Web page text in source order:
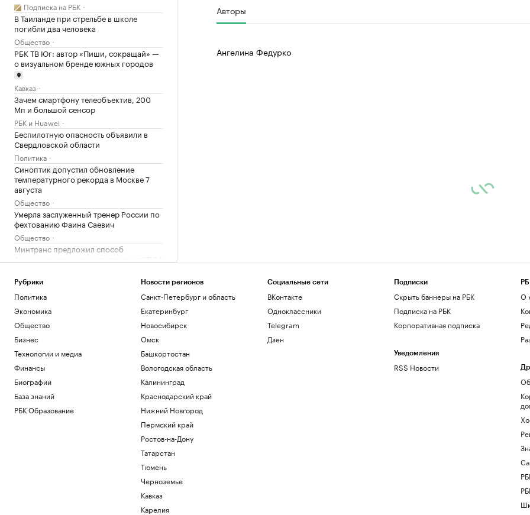
Подписка на РБК
В Таиланде при стрельбе в школе
погибли два человека
Общество
РБК ТВ Юг: автор «Пиши, сокращай» —
о визуальном бренде южных городов
Кавказ
Зачем смартфону телеобъектив, 200
Мп и большой сенсор
РБК и Huawei
Беспилотную опасность объявили в
Свердловской области
Политика
Синоптик допустил обновление
температурного рекорда в Москве 7
августа
Общество
Умерла заслуженный тренер России по
фехтованию Фаина Саевич
Общество
Минтранс предложил способ
финансирования защиты трасс от БПЛА
Супруге главы издательства «Джем»
предъявили обвинение в
мошенничестве
Общество
Bloomberg узнал о серии самоубийств
в Киберкомандовании США
Политика
Землетрясение магнитудой 4,1
произошло в Туве
Общество
Авторы
Ангелина Федурко
Рубрики
Политика
Экономика
Общество
Бизнес
Технологии и медиа
Финансы
Биографии
База знаний
РБК Образование
Новости регионов
Санкт-Петербург и область
Екатеринбург
Новосибирск
Омск
Башкортостан
Вологодская область
Калининград
Краснодарский край
Нижний Новгород
Пермский край
Ростов-на-Дону
Татарстан
Тюмень
Черноземье
Кавказ
Карелия
Социальные сети
ВКонтакте
Одноклассники
Telegram
Дзен
Подписки
Скрыть баннеры на РБК
Подписка на РБК
Корпоративная подписка
Уведомления
RSS Новости
О